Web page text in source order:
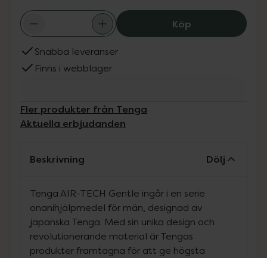
KöpTenga Air-
Snabba leveranser
Finns i webblager
Fler produkter från Tenga
Aktuella erbjudanden
Beskrivning Dölj
Tenga AIR-TECH Gentle ingår i en serie
onanihjälpmedel för män, designad av
japanska Tenga. Med sin unika design och
revolutionerande material är Tengas
produkter framtagna för att ge högsta